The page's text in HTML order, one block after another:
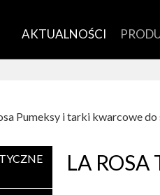
AKTUALNOŚCI
Pumeksy i tarki kwarcowe do
LA ROSA